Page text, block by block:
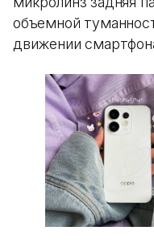
объемной
движении